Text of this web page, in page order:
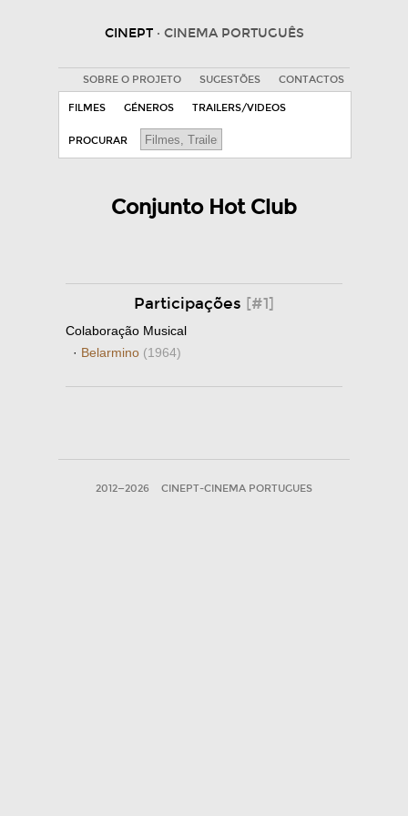
CINEPT · CINEMA PORTUGUÊS
SOBRE O PROJETO SUGESTÕES CONTACTOS
FILMES GÉNEROS TRAILERS/VIDEOS
PROCURAR
Conjunto Hot Club
Participações [#1]
Colaboração Musical
· Belarmino (1964)
2012—2026 CINEPT-CINEMA PORTUGUES